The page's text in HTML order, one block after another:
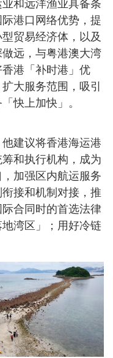
和远洋渔业具备条
港口网络优势，提
贸易经济体，以及
远，与粤港澳大湾
港「补时港」优
大服务范围，吸引
快上加快」。
建议将香港海运港
和执行机构，成为
加强区内航运服务
接和机制对接，推
合同时的首选法律
湾区」；用好冷链